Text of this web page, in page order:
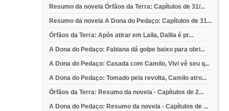
Resumo da novela Órfãos da Terra: Capítulos de 31/...
Resumo da novela A Dona do Pedaço: Capítulos de 31...
Órfãos da Terra: Após atirar em Laila, Dalila é pr...
A Dona do Pedaço: Fabiana dá golpe baixo para obri...
A Dona do Pedaço: Casada com Camilo, Vivi vê seu q...
A Dona do Pedaço: Tomado pela revolta, Camilo atro...
Órfãos da Terra: Resumo da novela - Capítulos de 2...
A Dona do Pedaço: Resumo da novela - Capítulos de ...